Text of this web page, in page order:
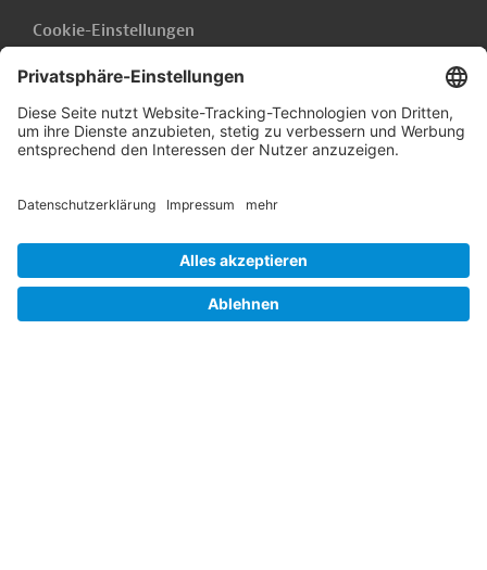
Cookie-Einstellungen
Barrierefreiheit
Hinweisgebersystem